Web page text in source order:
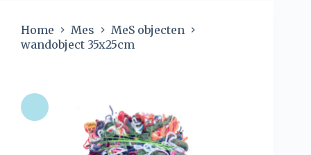
Home Mes
MeS objecten
wandobject 35x25cm